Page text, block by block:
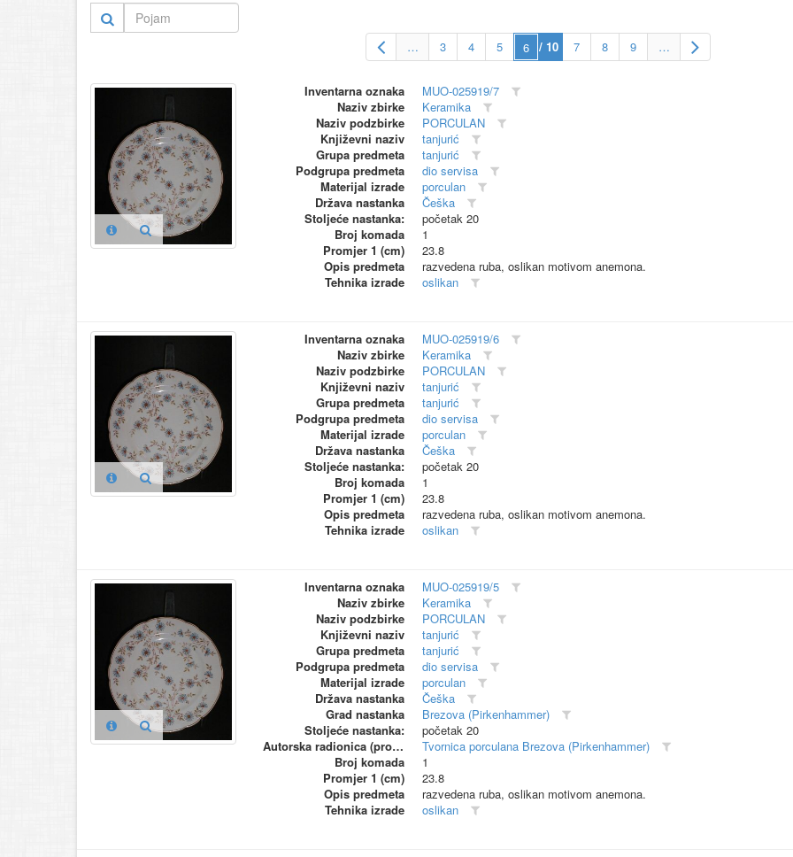
… 3 4 5 / 10 7 8 9 …
Inventarna oznaka
MUO-025919/7
Naziv zbirke
Keramika
Naziv podzbirke
PORCULAN
Književni naziv
tanjurić
Grupa predmeta
tanjurić
Podgrupa predmeta
dio servisa
Materijal izrade
porculan
Država nastanka
Češka
Stoljeće nastanka:
početak 20
Broj komada
1
Promjer 1 (cm)
23.8
Opis predmeta
razvedena ruba, oslikan motivom anemona.
Tehnika izrade
oslikan
Inventarna oznaka
MUO-025919/6
Naziv zbirke
Keramika
Naziv podzbirke
PORCULAN
Književni naziv
tanjurić
Grupa predmeta
tanjurić
Podgrupa predmeta
dio servisa
Materijal izrade
porculan
Država nastanka
Češka
Stoljeće nastanka:
početak 20
Broj komada
1
Promjer 1 (cm)
23.8
Opis predmeta
razvedena ruba, oslikan motivom anemona.
Tehnika izrade
oslikan
Inventarna oznaka
MUO-025919/5
Naziv zbirke
Keramika
Naziv podzbirke
PORCULAN
Književni naziv
tanjurić
Grupa predmeta
tanjurić
Podgrupa predmeta
dio servisa
Materijal izrade
porculan
Država nastanka
Češka
Grad nastanka
Brezova (Pirkenhammer)
Stoljeće nastanka:
početak 20
Autorska radionica (proizvođač)
Tvornica porculana Brezova (Pirkenhammer)
Broj komada
1
Promjer 1 (cm)
23.8
Opis predmeta
razvedena ruba, oslikan motivom anemona.
Tehnika izrade
oslikan